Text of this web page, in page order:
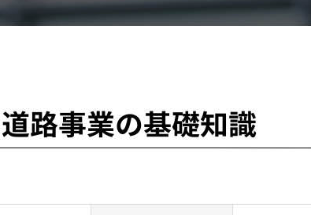
路事業の基礎知識